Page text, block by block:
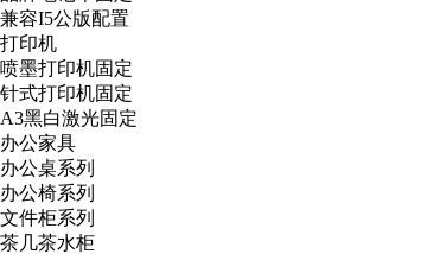
兼容I5公版配置
打印机
喷墨打印机固定
针式打印机固定
A3黑白激光固定
办公家具
办公桌系列
办公椅系列
文件柜系列
茶几茶水柜